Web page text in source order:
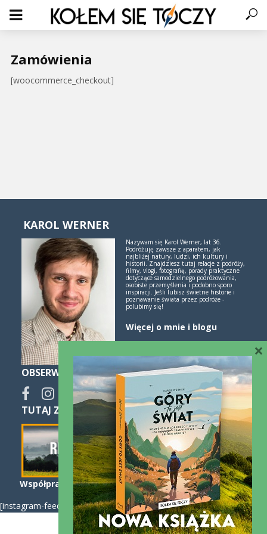
Zamówienia
[woocommerce_checkout]
KAROL WERNER
Nazywam się Karol Werner, lat 36.
Podróżuję zawsze z aparatem, jak
najbliżej natury, ludzi, ich kultury i
historii. Znajdziesz tutaj relacje z podróży,
filmy, vlogi, fotografię, porady praktyczne
dotyczące samodzielnego podróżowania,
osobiste przemyślenia i podobno sporo
inspiracji. Jeśli lubisz świetne historie i
poznawanie świata przez podróże -
polubimy się!
Więcej o mnie i blogu
OBSERWUJ
TUTAJ ZNAJDZIESZ SPOKO NOCLEGI:
Współpraca
Kontakt
[instagram-feed]
×